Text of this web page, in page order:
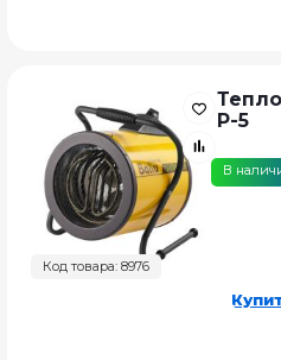
Код товара: 8976
P-5
В